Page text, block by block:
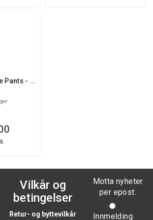
W Terravia Alpine Pants - Reg
Vilkår og
betingelser
Retur- og byttevilkår
Motta nyheter
per epost.
Innmelding